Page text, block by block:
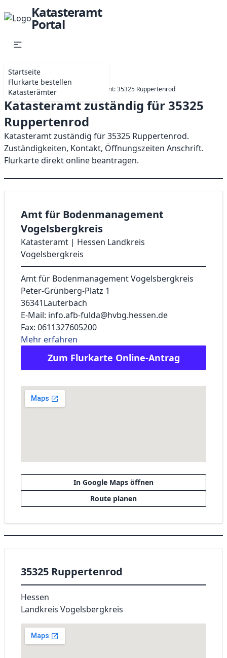
Katasteramt
Portal
Startseite
Flurkarte bestellen
Katasterämter
Startseite Hessen Katasteramt: 35325 Ruppertenrod
Katasteramt zuständig für 35325
Ruppertenrod
Katasteramt zuständig für 35325 Ruppertenrod.
Zuständigkeiten, Kontakt, Öffnungszeiten Anschrift.
Flurkarte direkt online beantragen.
Amt für Bodenmanagement
Vogelsbergkreis
Katasteramt | Hessen Landkreis
Vogelsbergkreis
Amt für Bodenmanagement Vogelsbergkreis
Peter-Grünberg-Platz 1
36341Lauterbach
E-Mail: info.afb-fulda@hvbg.hessen.de
Fax: 0611327605200
Mehr erfahren
Zum Flurkarte Online-Antrag
In Google Maps öffnen
Route planen
35325 Ruppertenrod
Hessen
Landkreis Vogelsbergkreis